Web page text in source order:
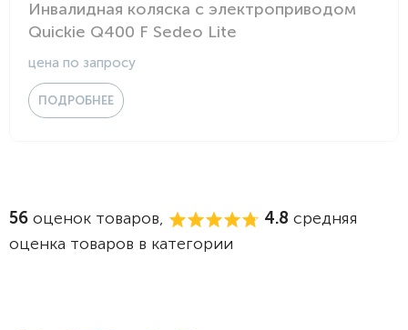
Инвалидная коляска с электроприводом
Quickie Q400 F Sedeo Lite
цена по запросу
ПОДРОБНЕЕ
56 оценок товаров, 4.8 средняя
оценка товаров в категории